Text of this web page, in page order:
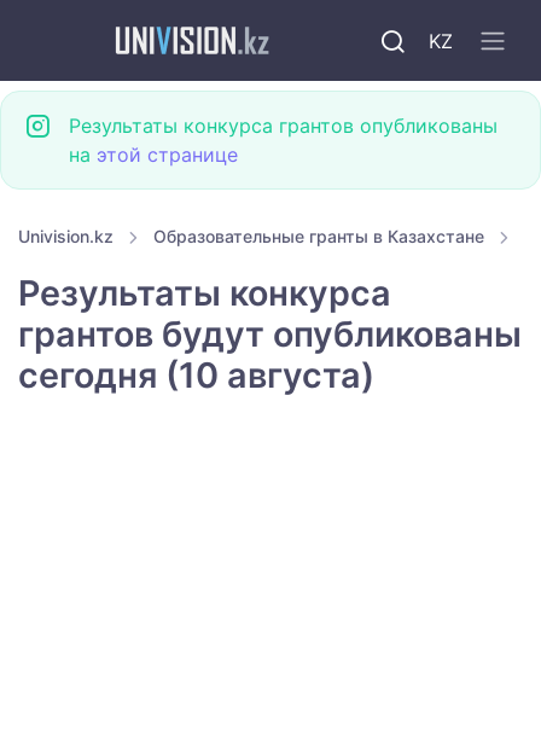
KZ
Результаты конкурса грантов опубликованы
на этой странице
Univision.kz Образовательные гранты в Казахстане
Результаты конкурса
грантов будут опубликованы
сегодня (10 августа)